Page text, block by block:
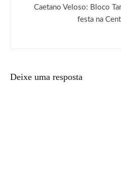
Caetano Veloso: Bloco
festa na
Deixe uma resposta